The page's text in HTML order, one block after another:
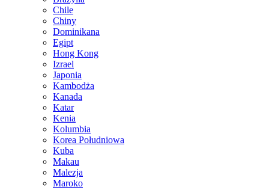
Chile
Chiny
Dominikana
Egipt
Hong Kong
Izrael
Japonia
Kambodża
Kanada
Katar
Kenia
Kolumbia
Korea Południowa
Kuba
Makau
Malezja
Maroko